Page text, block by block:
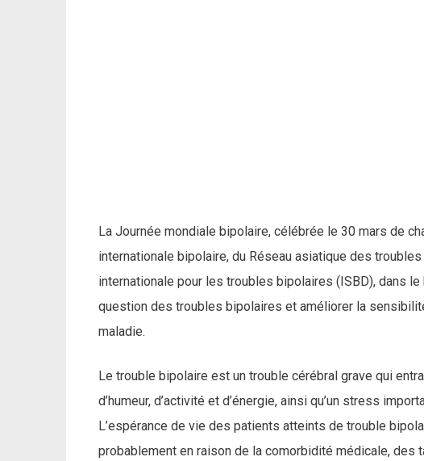
La Journée mondiale bipolaire, célébrée le 30 mars de
internationale bipolaire, du Réseau asiatique des
internationale pour les troubles bipolaires (ISBD), dans
question des troubles bipolaires et améliorer la
maladie.
Le trouble bipolaire est un trouble cérébral grave qui
d’humeur, d’activité et d’énergie, ainsi qu’un stress
L’espérance de vie des patients atteints de trouble
probablement en raison de la comorbidité médicale,